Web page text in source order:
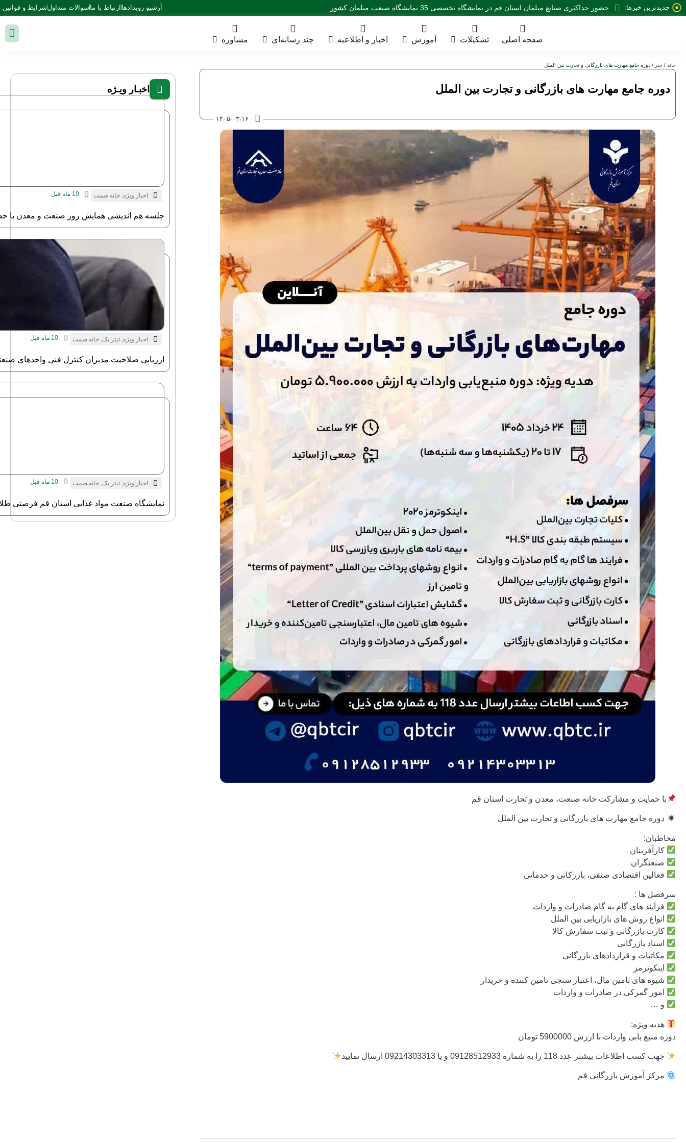
جدیدترین خبرها: بررسی مشترک 28 پرونده ی واحد صنعتی توسط خانه صمت و بانک صنعت و معدن استان آرشیو رویدادها ارتباط با ما سوالات متداول شرایط و قوانین
صفحه اصلی تشکیلات آموزش اخبار و اطلاعیه چند رسانه‌ای مشاوره
خانه / خبر / دوره جامع مهارت های بازرگانی و تجارت بین الملل
دوره جامع مهارت های بازرگانی و تجارت بین الملل
۱۴۰۵-۰۳-۱۶
با حمایت و مشارکت خانه صنعت، معدن و تجارت استان قم
دوره جامع مهارت های بازرگانی و تجارت بین الملل
مخاطبان:
کارآفرینان
صنعتگران
فعالين اقتصادی صنفی، بازرکانی و خدماتی
سرفصل ها :
فرآیند های گام به گام صادرات و واردات
انواع روش های بازاریابی بين الملل
کارت بازرگانی و ثبت سفارش کالا
اسناد بازرگانی
مکاتبات و قراردادهای بازرگانی
اینکوترمز
شیوه های تامین مال، اعتبار سنجی تامین کننده و خریدار
امور گمرکی در صادرات و واردات
و …
هدیه ویژه:
دوره منبع یابی واردات با ارزش 5900000 تومان
جهت کسب اطلاعات بیشتر عدد 118 را به شماره 09128512933 و یا 09214303313 ارسال نمایید
مرکز آموزش بازرگانی قم
اخبـار ویـژه
اخبار ویژه, خانه صمت 10 ماه قبل
جلسه هم اندیشی همایش روز صنعت و معدن با
اخبار ویژه, تیتر یک, خانه صمت 10 ماه قبل
ارزیابی صلاحیت مدیران کنترل فنی واحدهای
اخبار ویژه, تیتر یک, خانه صمت 10 ماه قبل
نمایشگاه صنعت مواد غذایی استان قم فرصتی